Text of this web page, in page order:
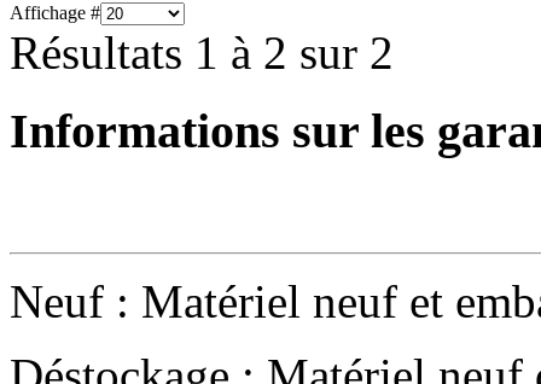
Affichage #
Résultats 1 à 2 sur 2
Informations sur les
Neuf : Matériel neuf et